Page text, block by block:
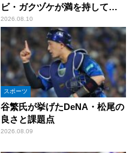
ビ・ガクヅケが満を持して
『オールナイトニッポン
0(ZERO)』に登場！
2026.08.10
スポーツ
谷繁氏が挙げたDeNA・松尾の
良さと課題点
2026.08.09